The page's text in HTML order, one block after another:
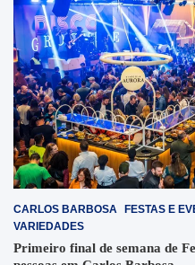
CARLOS BARBOSA FESTAS E
VARIEDADES
Primeiro final de semana de